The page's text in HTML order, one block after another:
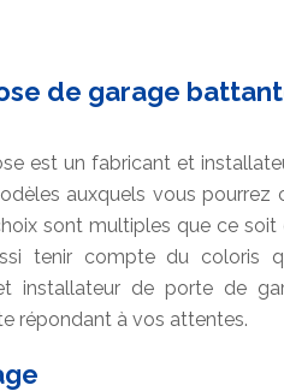
de garage
est un fabricant et
auxquels vous pourrez
sont multiples que ce soit
tenir compte du coloris
installateur de porte de
répondant à vos attentes.